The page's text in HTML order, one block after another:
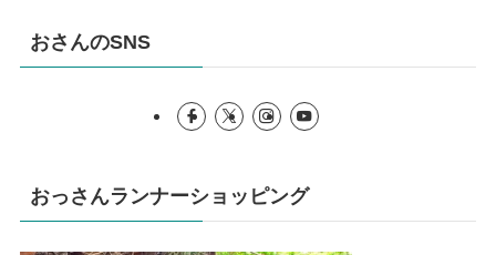
おさんのSNS
おっさんランナーショッピング